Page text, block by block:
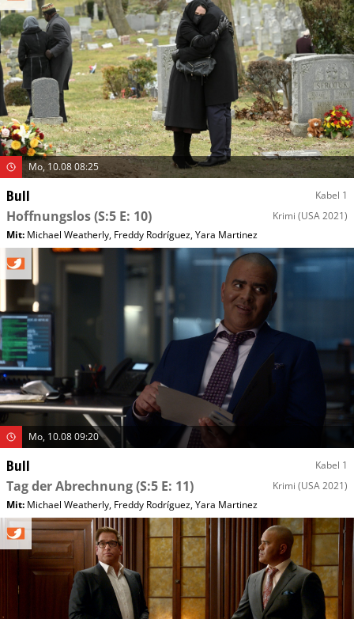
Mo, 10.08 08:25
Bull Kabel 1
Hoffnungslos(S:5 E: 10) Krimi (USA 2021)
Mit: Michael Weatherly, Freddy Rodríguez,Yara Martinez
Mo, 10.08 09:20
Bull Kabel 1
Tag der Abrechnung(S:5 E: 11) Krimi (USA 2021)
Mit: Michael Weatherly, Freddy Rodríguez,Yara Martinez